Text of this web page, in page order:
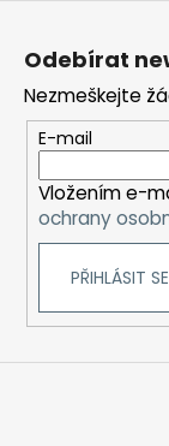
Odebírat
Nezmeškejte
E-mail
Vložením e-
ochrany
PŘIHLÁSIT SE